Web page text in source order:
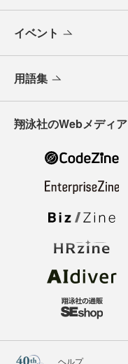
イベント
用語集
翔泳社のWebメディア
ヘルプ